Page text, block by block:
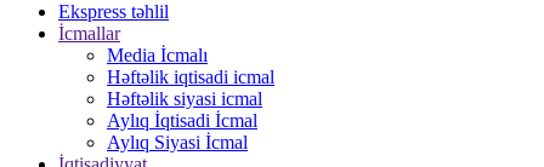
Ekspress təhlil
İcmallar
Media İcmalı
Həftəlik iqtisadi icmal
Həftəlik siyasi icmal
Aylıq İqtisadi İcmal
Aylıq Siyasi İcmal